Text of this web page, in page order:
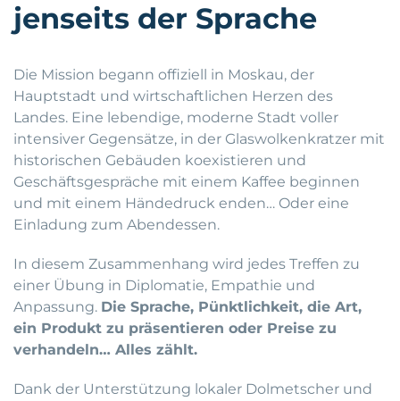
jenseits der Sprache
Die Mission begann offiziell in Moskau, der
Hauptstadt und wirtschaftlichen Herzen des
Landes. Eine lebendige, moderne Stadt voller
intensiver Gegensätze, in der Glaswolkenkratzer mit
historischen Gebäuden koexistieren und
Geschäftsgespräche mit einem Kaffee beginnen
und mit einem Händedruck enden… Oder eine
Einladung zum Abendessen.
In diesem Zusammenhang wird jedes Treffen zu
einer Übung in Diplomatie, Empathie und
Anpassung. Die Sprache, Pünktlichkeit, die Art,
ein Produkt zu präsentieren oder Preise zu
verhandeln… Alles zählt.
Dank der Unterstützung lokaler Dolmetscher und